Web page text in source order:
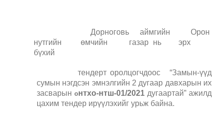
Дорноговь аймгийн Орон
нутгийн өмчийн газар нь эрх
бүхий
тендерт оролцогчдоос “Замын-үүд
сумын нэгдсэн эмнэлгийн 2 дугаар давхарын их
засварын онтхо-нтш-01/2021 дугаартай” ажилд
цахим тендер ирүүлэхийг урьж байна.